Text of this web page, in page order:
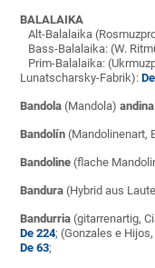
BALALAIKA
Alt-Balalaika
Bass-Balalaika: (W.
Prim-Balalaika:
Lunatscharsky-Fabrik):
Bandola (Mandola)andina
Bandolín (Mandolinenart,
Bandoline (flache
Bandura (Hybrid aus
Bandurria (gitarrenartig,
De 224; (Gonzales e
De 63;